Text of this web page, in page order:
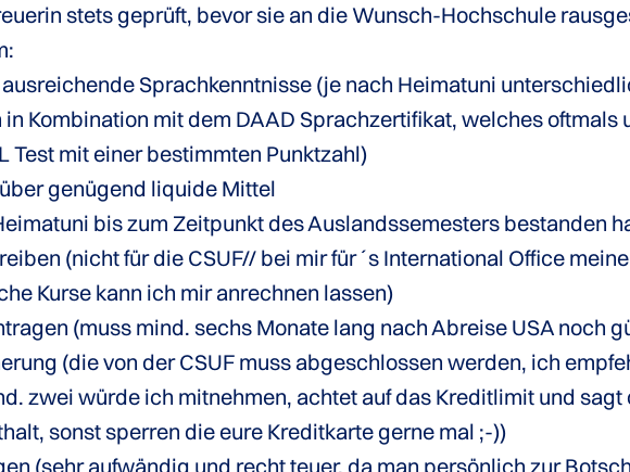
stets geprüft, bevor sie an die Wunsch-Hochschule
Sprachkenntnisse (je nach Heimatuni
in Kombination mit dem DAAD Sprachzertifikat, welches
Test mit einer bestimmten Punktzahl)
genügend liquide Mittel
bis zum Zeitpunkt des Auslandssemesters bestanden
(nicht für die CSUF// bei mir für´s International Office
Kurse kann ich mir anrechnen lassen)
(muss mind. sechs Monate lang nach Abreise USA noch
(die von der CSUF muss abgeschlossen werden, ich
zwei würde ich mitnehmen, achtet auf das Kreditlimit und
sonst sperren die eure Kreditkarte gerne mal ;-))
(sehr aufwändig und recht teuer, da man persönlich zur